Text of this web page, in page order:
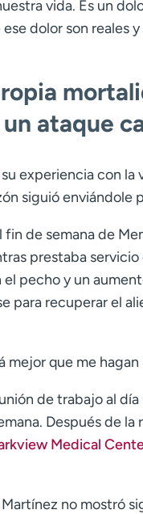
vida. Es un
dolor son reales
ataque
experiencia con
siguió enviándole
fin de semana de
prestaba
pecho y un
para recuperar el
mejor que me hagan
de trabajo al
Después de la
Medical
no mostró